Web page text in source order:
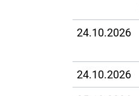
24.10.2026
24.10.2026